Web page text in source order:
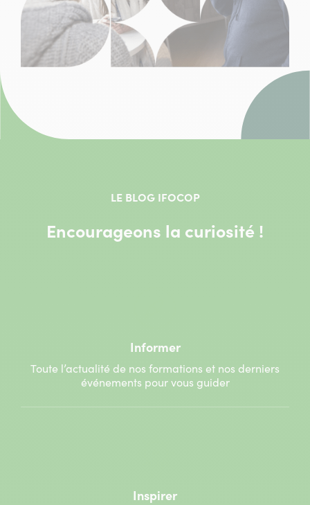
LE BLOG IFOCOP
Encourageons la curiosité !
Informer
Toute l’actualité de nos formations et nos derniers
événements pour vous guider
Inspirer